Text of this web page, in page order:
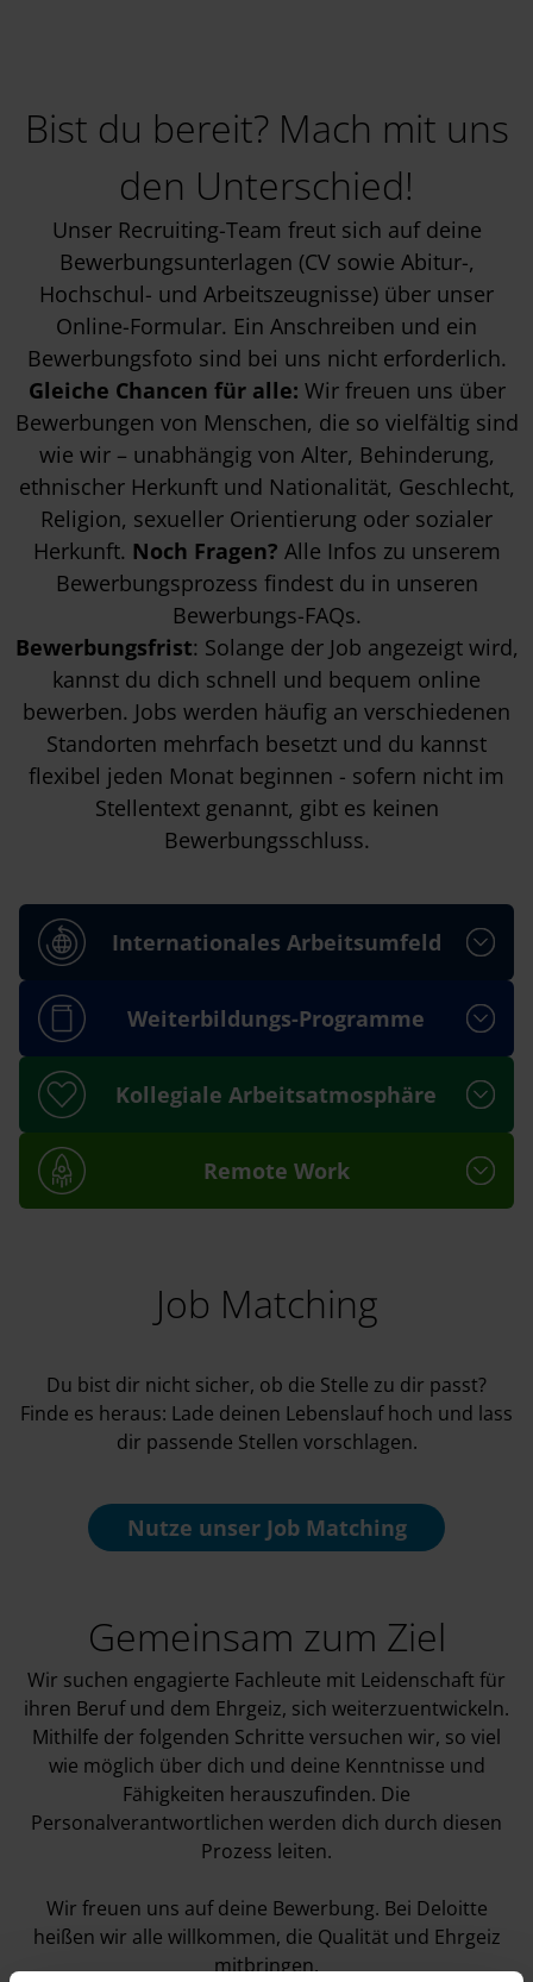
Bist du bereit? Mach mit uns
den Unterschied!
Unser Recruiting-Team freut sich auf deine
Bewerbungsunterlagen (CV sowie Abitur-,
Hochschul- und Arbeitszeugnisse) über unser
Online-Formular. Ein Anschreiben und ein
Bewerbungsfoto sind bei uns nicht erforderlich.
Gleiche Chancen für alle: Wir freuen uns über
Bewerbungen von Menschen, die so vielfältig sind
wie wir – unabhängig von Alter, Behinderung,
ethnischer Herkunft und Nationalität, Geschlecht,
Religion, sexueller Orientierung oder sozialer
Herkunft. Noch Fragen? Alle Infos zu unserem
Bewerbungsprozess findest du in unseren
Bewerbungs-FAQs.
Bewerbungsfrist: Solange der Job angezeigt wird,
kannst du dich schnell und bequem online
bewerben. Jobs werden häufig an verschiedenen
Standorten mehrfach besetzt und du kannst
flexibel jeden Monat beginnen - sofern nicht im
Stellentext genannt, gibt es keinen
Bewerbungsschluss.
Internationales Arbeitsumfeld
Weiterbildungs-Programme
Kollegiale Arbeitsatmosphäre
Remote Work
Job Matching
Du bist dir nicht sicher, ob die Stelle zu dir passt?
Finde es heraus: Lade deinen Lebenslauf hoch und lass
dir passende Stellen vorschlagen.
Nutze unserJob Matching
Gemeinsam zum Ziel
Wir suchen engagierte Fachleute mit Leidenschaft für
ihren Beruf und dem Ehrgeiz, sich weiterzuentwickeln.
Mithilfe der folgenden Schritte versuchen wir, so viel
wie möglich über dich und deine Kenntnisse und
Fähigkeiten herauszufinden. Die
Personalverantwortlichen werden dich durch diesen
Prozess leiten.
Wir freuen uns auf deine Bewerbung. Bei Deloitte
heißen wir alle willkommen, die Qualität und Ehrgeiz
mitbringen.